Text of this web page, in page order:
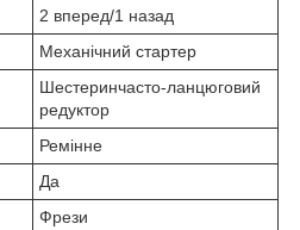
2 вперед/1 назад
Механічний стартер
Шестеринчасто-ланцюговий
редуктор
Ремінне
Да
Фрези